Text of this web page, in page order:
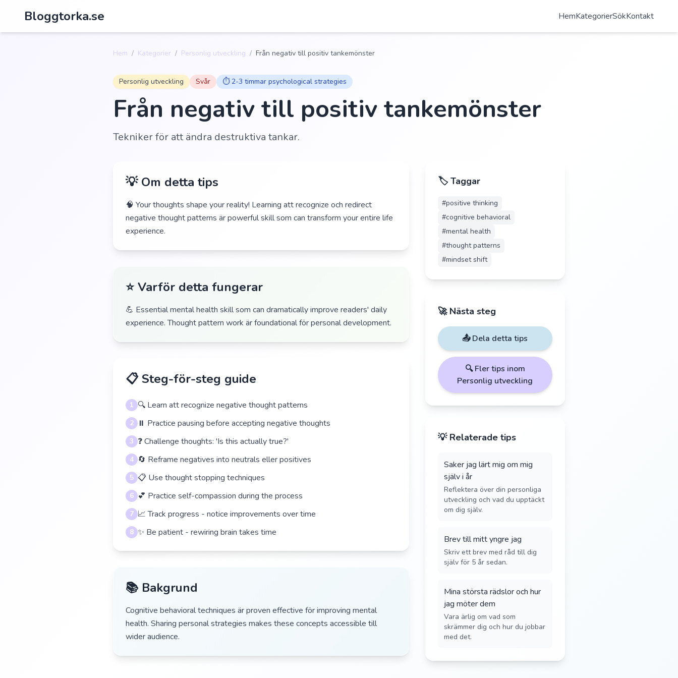
Bloggtorka.se HemKategorierSökKontakt
Hem / Kategorier / Personlig utveckling / Från negativ till positiv tankemönster
Personlig utveckling Svår ⏱️ 2-3 timmar psychological strategies
Från negativ till positiv tankemönster
Tekniker för att ändra destruktiva tankar.
💡 Om detta tips
🧠 Your thoughts shape your reality! Learning att recognize och redirect
negative thought patterns är powerful skill som can transform your entire life
experience.
⭐ Varför detta fungerar
💪 Essential mental health skill som can dramatically improve readers' daily
experience. Thought pattern work är foundational för personal development.
📋 Steg-för-steg guide
1 🔍 Learn att recognize negative thought patterns
2 ⏸️ Practice pausing before accepting negative thoughts
3 ❓ Challenge thoughts: 'Is this actually true?'
4 🔄 Reframe negatives into neutrals eller positives
5 📋 Use thought stopping techniques
6 💕 Practice self-compassion during the process
7 📈 Track progress - notice improvements over time
8 ✨ Be patient - rewiring brain takes time
📚 Bakgrund
Cognitive behavioral techniques är proven effective för improving mental
health. Sharing personal strategies makes these concepts accessible till
wider audience.
🏷️ Taggar
#positive thinking
#cognitive behavioral
#mental health
#thought patterns
#mindset shift
🚀 Nästa steg
📤 Dela detta tips
🔍 Fler tips inom
Personlig utveckling
💡 Relaterade tips
Saker jag lärt mig om mig
själv i år
Reflektera över din personliga
utveckling och vad du upptäckt
om dig själv.
Brev till mitt yngre jag
Skriv ett brev med råd till dig
själv för 5 år sedan.
Mina största rädslor och hur
jag möter dem
Vara ärlig om vad som
skrämmer dig och hur du jobbar
med det.